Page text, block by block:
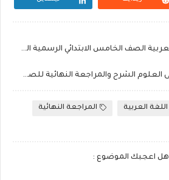
تحميل إختبارات اللغة العربية الصف الخامس الابتدائي الرسمية الترم الاول , امتحانات مجمعة من جميع الادارات التعليمية
حمل مذكرات مجمعة فى العلوم الشرح والمراجعة النهائية للصف الاول الاعدادى الترم الاول , علوم اولى اعدادى
اللغة العربية
المراجعة النهائية
هل اعجبك الموضوع :